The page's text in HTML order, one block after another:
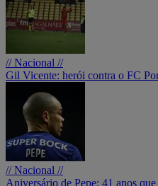
// Nacional //
Gil Vicente: herói contra o FC
// Nacional //
Aniversário de Pepe: 41 anos